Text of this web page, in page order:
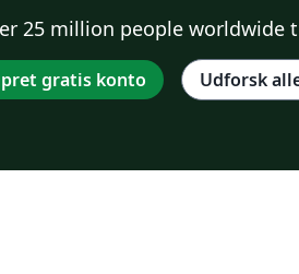
25 million people
gratis konto Udforsk